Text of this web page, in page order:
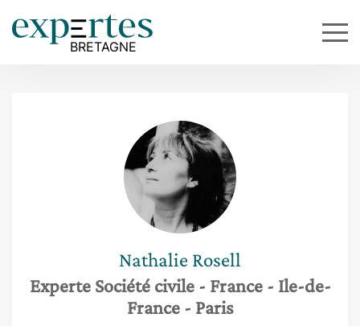
Nathalie Rosell
Experte Société civile - France - Ile-de-
France - Paris